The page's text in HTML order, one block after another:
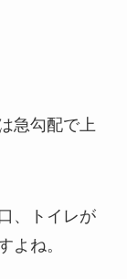
急勾配で上
、トイレが
よね。